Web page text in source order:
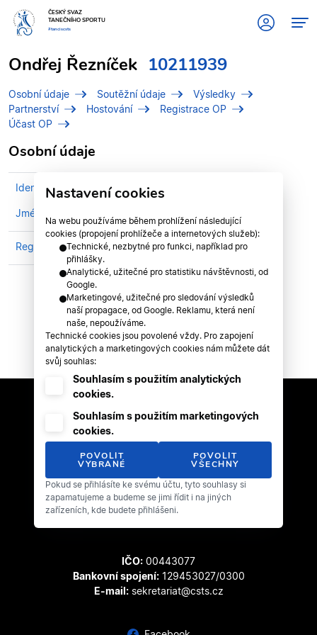
ČESKÝ SVAZ
TANEČNÍHO SPORTU
#tanciscsts
Ondřej Řezníček 10211939
Osobní údaje Soutěžní údaje
Výsledky
Partnerství
Hostování
Registrace OP
Účast OP
Osobní údaje
Identifikační číslo (IDT)
Jméno
Registrován v divizi Plzeňská divize
Český svaz tanečního sportu
Zátopkova 100/2
169 00 Praha 6 - Břevnov
IČO: 00443077
Bankovní spojení:129453027/0300
E-mail:sekretariat@csts.cz
Nastavení cookies
Na webu používáme během prohlížení následující
cookies (propojení prohlížeče a internetových služeb):
Technické, nezbytné pro funkci, například pro
přihlášky.
Analytické, užitečné pro statistiku návštěvnosti, od
Google.
Marketingové, užitečné pro sledování výsledků
naší propagace, od Google. Reklamu, která není
naše, nepoužíváme.
Technické cookies jsou povolené vždy. Pro zapojení
analytických a marketingových cookies nám můžete dát
svůj souhlas:
Souhlasím s použitím analytických
cookies.
Souhlasím s použitím marketingových
cookies.
POVOLIT
VYBRANÉ
POVOLIT
VŠECHNY
Pokud se přihlásíte ke svému účtu, tyto souhlasy si
zapamatujeme a budeme se jimi řídit i na jiných
zařízeních, kde budete přihlášeni.